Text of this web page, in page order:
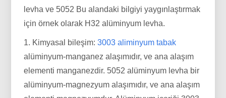
levha ve 5052 Bu alandaki bilgiyi yaygınlaştırmak
için örnek olarak H32 alüminyum levha. ​
1. Kimyasal bileşim:3003 aliminyum tabak
alüminyum-manganez alaşımıdır, ve ana alaşım
elementi manganezdir. 5052 alüminyum levha bir
alüminyum-magnezyum alaşımıdır, ve ana alaşım